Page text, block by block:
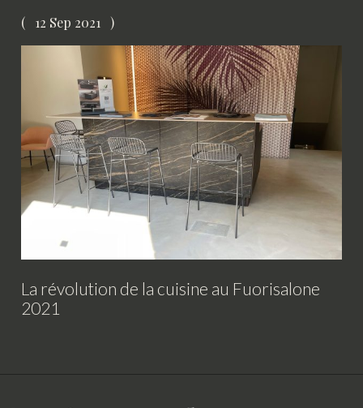
12 Sep 2021
La révolution de la cuisine au Fuorisalone
2021